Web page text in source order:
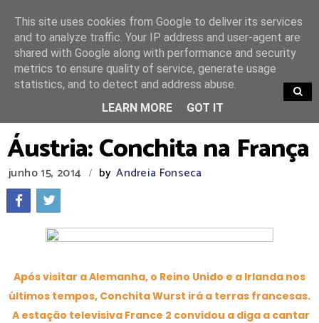
TRENDING
Áustria: Conchita na França
junho 15, 2014 / by Andreia Fonseca
Após visitar a Alemanha, o Reino Unido e a Irlanda nos
últimos tempos, Conchita Wurst irá a terras francesas.
A estação televisiva France 2 convidou a diga a cantar
This site uses cookies from Google to deliver its services
and to analyze traffic. Your IP address and user-agent are
shared with Google along with performance and security
metrics to ensure quality of service, generate usage
statistics, and to detect and address abuse.
LEARN MORE
GOT IT